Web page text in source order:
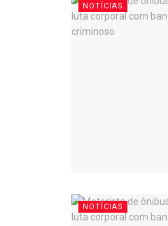
NOTÍCIAS
NOTÍCIAS